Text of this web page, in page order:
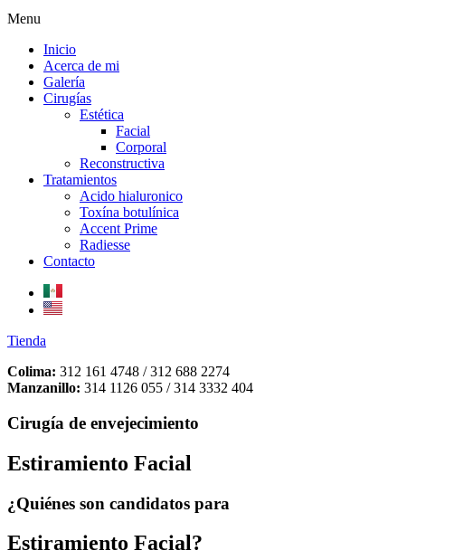
Menu
Inicio
Acerca de mi
Galería
Cirugías
Estética
Facial
Corporal
Reconstructiva
Tratamientos
Acido hialuronico
Toxína botulínica
Accent Prime
Radiesse
Contacto
Tienda
Colima: 312 161 4748 / 312 688 2274
Manzanillo: 314 1126 055 / 314 3332 404
Cirugía de envejecimiento
Estiramiento Facial
¿Quiénes son candidatos para
Estiramiento Facial?